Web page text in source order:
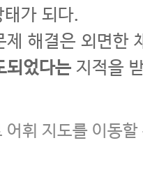
가 되다.
제 해결은 외면한
되었다는 지적을
어휘 지도를 이동